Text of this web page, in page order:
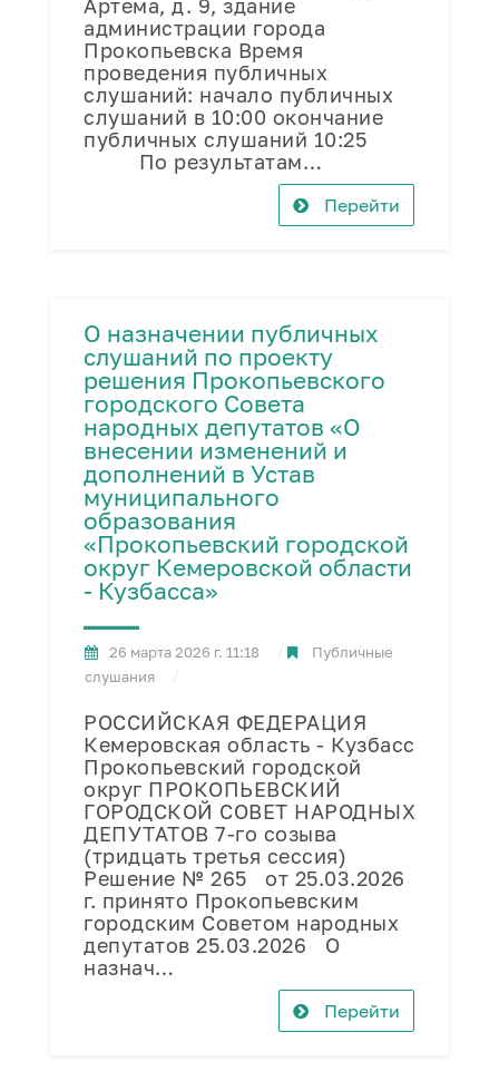
Артема, д. 9, здание
администрации города
Прокопьевска Время
проведения публичных
слушаний: начало публичных
слушаний в 10:00 окончание
публичных слушаний 10:25
По результатам…
Перейти
О назначении публичных
слушаний по проекту
решения Прокопьевского
городского Совета
народных депутатов «О
внесении изменений и
дополнений в Устав
муниципального
образования
«Прокопьевский городской
округ Кемеровской области
- Кузбасса»
26 марта 2026 г. 11:18
Публичные
слушания
РОССИЙСКАЯ ФЕДЕРАЦИЯ
Кемеровская область - Кузбасс
Прокопьевский городской
округ ПРОКОПЬЕВСКИЙ
ГОРОДСКОЙ СОВЕТ НАРОДНЫХ
ДЕПУТАТОВ 7-го созыва
(тридцать третья сессия)
Решение № 265 от 25.03.2026
г. принято Прокопьевским
городским Советом народных
депутатов 25.03.2026 О
назнач…
Перейти